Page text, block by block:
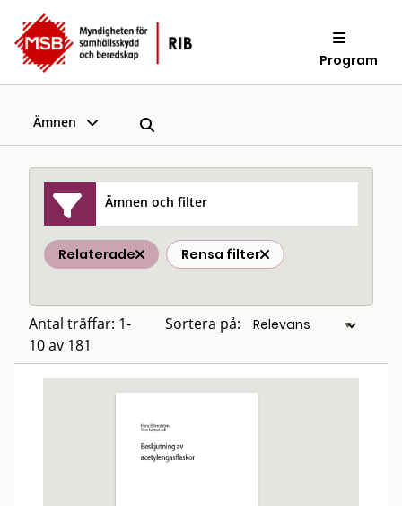
Program
Ämnen
Ämnen och filter
Relaterade Rensa filter
Antal träffar: 1-
10 av 181
Sortera på: